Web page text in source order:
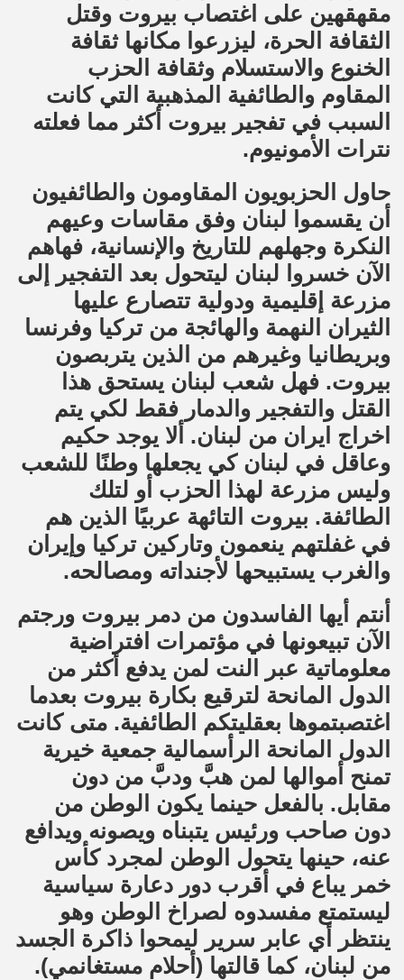
مقهقهين على اغتصاب بيروت وقتل
الثقافة الحرة، ليزرعوا مكانها ثقافة
الخنوع والاستسلام وثقافة الحزب
المقاوم والطائفية المذهبية التي كانت
السبب في تفجير بيروت أكثر مما فعلته
نترات الأمونيوم.
حاول الحزبويون المقاومون والطائفيون
أن يقسموا لبنان وفق مقاسات وعيهم
النكرة وجهلهم للتاريخ والإنسانية، فهاهم
الآن خسروا لبنان ليتحول بعد التفجير إلى
مزرعة إقليمية ودولية تتصارع عليها
الثيران النهمة والهائجة من تركيا وفرنسا
وبريطانيا وغيرهم من الذين يتربصون
بيروت. فهل شعب لبنان يستحق هذا
القتل والتفجير والدمار فقط لكي يتم
اخراج ايران من لبنان. ألا يوجد حكيم
وعاقل في لبنان كي يجعلها وطنًا للشعب
وليس مزرعة لهذا الحزب أو لتلك
الطائفة. بيروت التائهة عربيًا الذين هم
في غفلتهم ينعمون وتاركين تركيا وإيران
والغرب يستبيحها لأجنداته ومصالحه.
أنتم أيها الفاسدون من دمر بيروت ورجتم
الآن تبيعونها في مؤتمرات افتراضية
معلوماتية عبر النت لمن يدفع أكثر من
الدول المانحة لترقيع بكارة بيروت بعدما
اغتصبتموها بعقليتكم الطائفية. متى كانت
الدول المانحة الرأسمالية جمعية خيرية
تمنح أموالها لمن هبَّ ودبَّ من دون
مقابل. بالفعل حينما يكون الوطن من
دون صاحب ورئيس يتبناه ويصونه ويدافع
عنه، حينها يتحول الوطن لمجرد كأس
خمر يباع في أقرب دور دعارة سياسية
ليستمتع مفسدوه لصراخ الوطن وهو
ينتظر أي عابر سرير ليمحوا ذاكرة الجسد
من لبنان، كما قالتها (أحلام مستغانمي).